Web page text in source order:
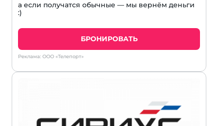
а если получатся обычные — мы вернём деньги
:)
БРОНИРОВАТЬ
Реклама: ООО «Телепорт»